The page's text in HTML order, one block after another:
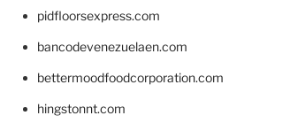
pidfloorsexpress.com
bancodevenezuelaen.com
bettermoodfoodcorporation.com
hingstonnt.com